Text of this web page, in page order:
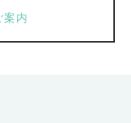
案内